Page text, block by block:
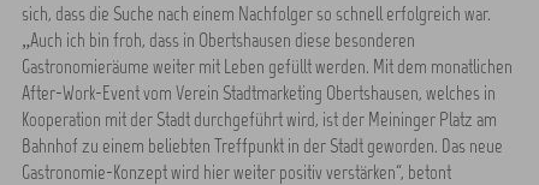
sich, dass die Suche nach einem Nachfolger so schnell erfolgreich war.
„Auch ich bin froh, dass in Obertshausen diese besonderen
Gastronomieräume weiter mit Leben gefüllt werden. Mit dem monatlichen
After-Work-Event vom Verein Stadtmarketing Obertshausen, welches in
Kooperation mit der Stadt durchgeführt wird, ist der Meininger Platz am
Bahnhof zu einem beliebten Treffpunkt in der Stadt geworden. Das neue
Gastronomie-Konzept wird hier weiter positiv verstärken“, betont